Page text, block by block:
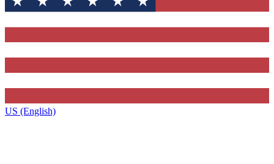
US (English)